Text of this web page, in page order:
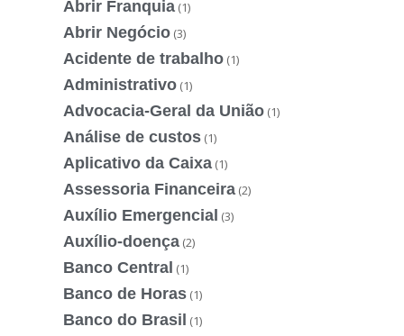
Abrir Franquia (1)
Abrir Negócio (3)
Acidente de trabalho (1)
Administrativo (1)
Advocacia-Geral da União (1)
Análise de custos (1)
Aplicativo da Caixa (1)
Assessoria Financeira (2)
Auxílio Emergencial (3)
Auxílio-doença (2)
Banco Central (1)
Banco de Horas (1)
Banco do Brasil (1)